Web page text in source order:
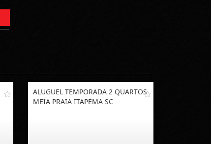
ALUGUEL TEMPORADA 2 QUARTOS
MEIA PRAIA ITAPEMA SC